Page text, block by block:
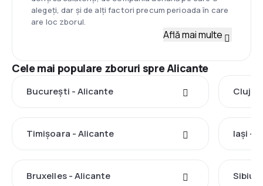
alegeți, dar și de alți factori precum perioada în care
are loc zborul.
Află mai multe
Cele mai populare zboruri spre Alicante
București - Alicante Cluj-
Timișoara - Alicante Iași -
Bruxelles - Alicante Sibiu